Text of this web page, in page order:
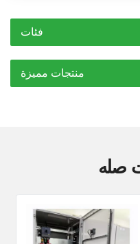
فئات
منتجات مميزة
صله